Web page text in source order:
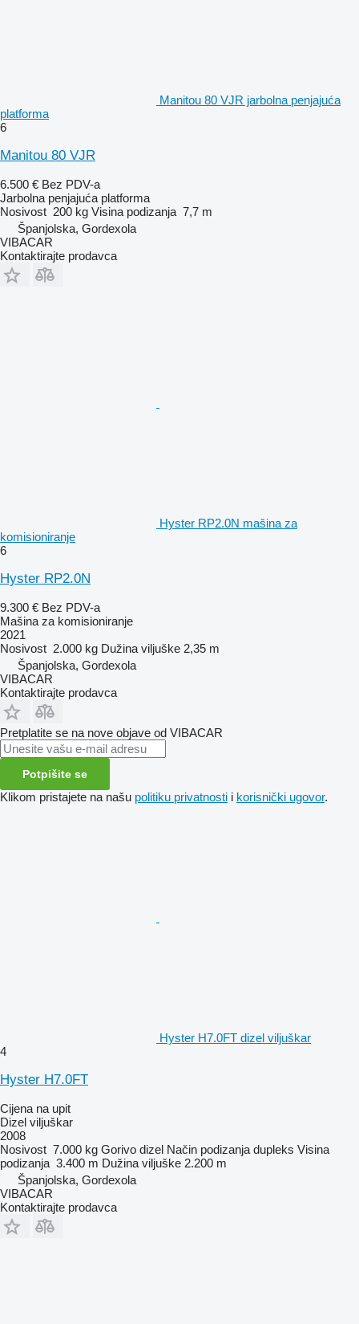
Manitou 80 VJR jarbolna penjajuća
platforma
6
Manitou 80 VJR
6.500 € Bez PDV-a
Jarbolna penjajuća platforma
Nosivost 200 kg Visina podizanja 7,7 m
Španjolska, Gordexola
VIBACAR
Kontaktirajte prodavca
Hyster RP2.0N mašina za
komisioniranje
6
Hyster RP2.0N
9.300 € Bez PDV-a
Mašina za komisioniranje
2021
Nosivost 2.000 kg Dužina viljuške 2,35 m
Španjolska, Gordexola
VIBACAR
Kontaktirajte prodavca
Pretplatite se na nove objave od VIBACAR
Potpišite se
Klikom pristajete na našu politiku privatnosti i korisnički ugovor.
Hyster H7.0FT dizel viljuškar
4
Hyster H7.0FT
Cijena na upit
Dizel viljuškar
2008
Nosivost 7.000 kg Gorivo dizel Način podizanja dupleks Visina
podizanja 3.400 m Dužina viljuške 2.200 m
Španjolska, Gordexola
VIBACAR
Kontaktirajte prodavca